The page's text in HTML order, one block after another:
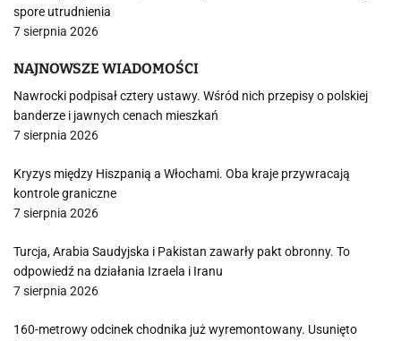
spore utrudnienia
7 sierpnia 2026
NAJNOWSZE WIADOMOŚCI
Nawrocki podpisał cztery ustawy. Wśród nich przepisy o polskiej
banderze i jawnych cenach mieszkań
7 sierpnia 2026
Kryzys między Hiszpanią a Włochami. Oba kraje przywracają
kontrole graniczne
7 sierpnia 2026
Turcja, Arabia Saudyjska i Pakistan zawarły pakt obronny. To
odpowiedź na działania Izraela i Iranu
7 sierpnia 2026
160-metrowy odcinek chodnika już wyremontowany. Usunięto